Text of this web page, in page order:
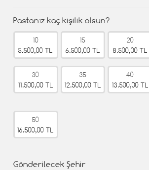
Pastanız kaç kişilik olsun?
10
5.500,00 TL
15
6.500,00 TL
20
8.500,00 TL
30
11.500,00 TL
35
12.500,00 TL
40
13.500,00 TL
50
16.500,00 TL
Gönderilecek Şehir